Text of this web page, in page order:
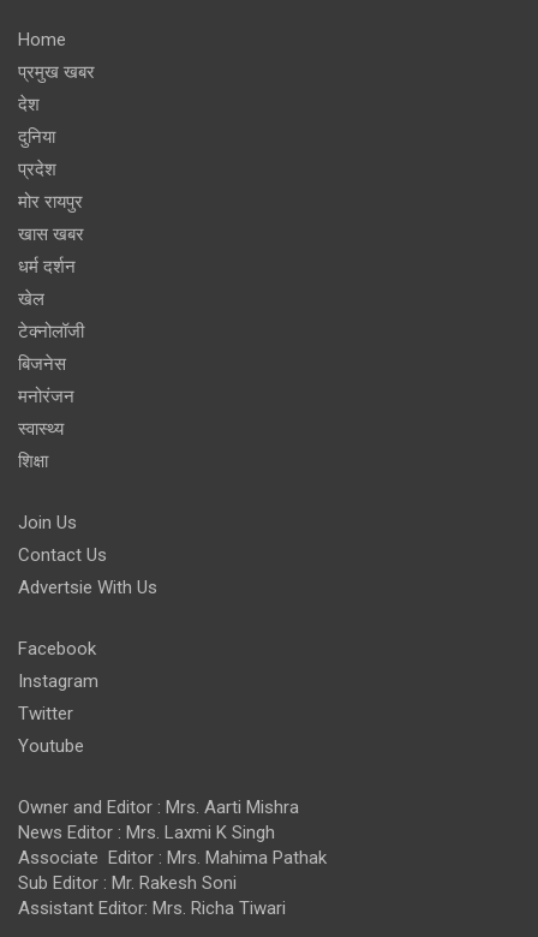
Home
प्रमुख खबर
देश
दुनिया
प्रदेश
मोर रायपुर
खास खबर
धर्म दर्शन
खेल
टेक्नोलॉजी
बिजनेस
मनोरंजन
स्वास्थ्य
शिक्षा
Join Us
Contact Us
Advertsie With Us
Facebook
Instagram
Twitter
Youtube
Owner and Editor : Mrs. Aarti Mishra
News Editor : Mrs. Laxmi K Singh
Associate Editor : Mrs. Mahima Pathak
Sub Editor : Mr. Rakesh Soni
Assistant Editor: Mrs. Richa Tiwari